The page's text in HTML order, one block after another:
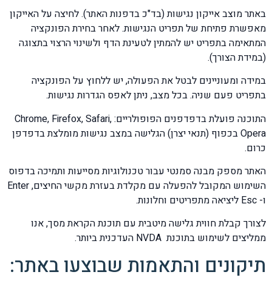
באתר מוצב אייקון נגישות (בד"כ בדפנות האתר). לחיצה על האייקון
מאפשרת פתיחת של תפריט הנגישות. לאחר בחירת הפונקציה
המתאימה בתפריט יש להמתין לטעינת הדף ולשינוי הרצוי בתצוגה
(במידת הצורך).
במידה ומעוניינים לבטל את הפעולה, יש ללחוץ על הפונקציה
בתפריט פעם שניה. בכל מצב, ניתן לאפס הגדרות נגישות.
התוכנה פועלת בדפדפנים הפופולריים: Chrome, Firefox, Safari,
Opera בכפוף (תנאי יצרן) הגלישה במצב נגישות מומלצת בדפדפן
כרום.
האתר מספק מבנה סמנטי עבור טכנולוגיות מסייעות ותמיכה בדפוס
השימוש המקובל להפעלה עם מקלדת בעזרת מקשי החיצים, Enter
ו- Esc ליציאה מתפריטים וחלונות.
לצורך קבלת חווית גלישה מיטבית עם תוכנת הקראת מסך, אנו
ממליצים לשימוש בתוכנת NVDA העדכנית ביותר.
תיקונים והתאמות שבוצעו באתר: